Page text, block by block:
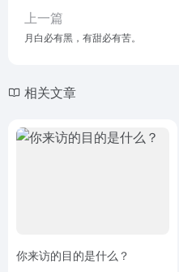
上一篇
月白必有黑，有甜必有苦。
相关文章
你来访的目的是什么？